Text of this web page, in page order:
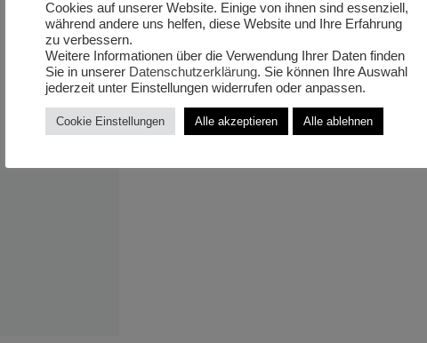
€4,00
Cookies auf unserer Website. Einige von ihnen sind essenziell,
während andere uns helfen, diese Website und Ihre Erfahrung
zu verbessern.
Weitere Informationen über die Verwendung Ihrer Daten finden
Sie in unserer Datenschutzerklärung. Sie können Ihre Auswahl
jederzeit unter Einstellungen widerrufen oder anpassen.
Cookie Einstellungen Alle akzeptieren Alle ablehnen